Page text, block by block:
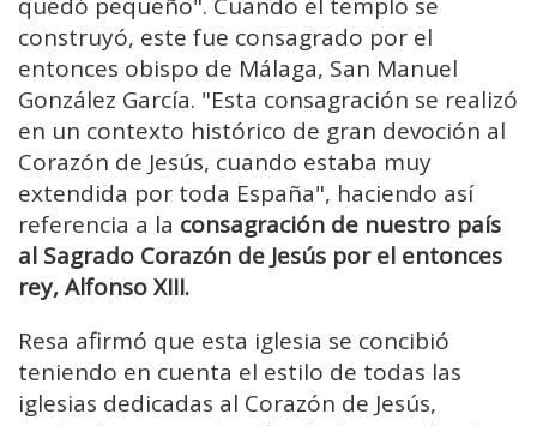
construyó, este fue consagrado por el
entonces obispo de Málaga, San Manuel
González García. "Esta consagración se realizó
en un contexto histórico de gran devoción al
Corazón de Jesús, cuando estaba muy
extendida por toda España", haciendo así
referencia a la consagración de nuestro país
al Sagrado Corazón de Jesús por el entonces
rey, Alfonso XIII.
Resa afirmó que esta iglesia se concibió
teniendo en cuenta el estilo de todas las
iglesias dedicadas al Corazón de Jesús,